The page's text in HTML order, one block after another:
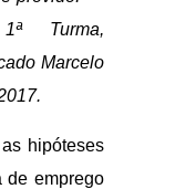
1ª Turma,
Marcelo
hipóteses
de emprego